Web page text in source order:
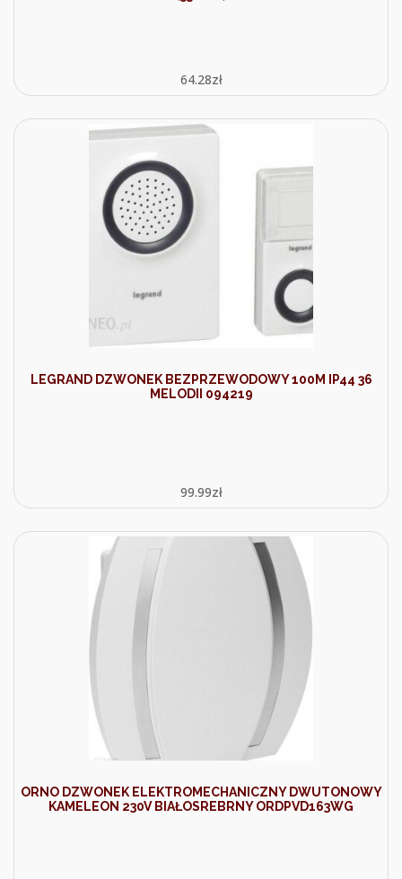
64.28zł
LEGRAND DZWONEK BEZPRZEWODOWY 100M IP44 36
MELODII 094219
99.99zł
ORNO DZWONEK ELEKTROMECHANICZNY DWUTONOWY
KAMELEON 230V BIAŁOSREBRNY ORDPVD163WG